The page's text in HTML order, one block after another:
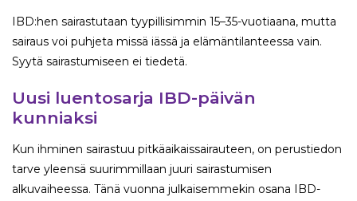
IBD:hen sairastutaan tyypillisimmin 15–35-vuotiaana, mutta
sairaus voi puhjeta missä iässä ja elämäntilanteessa vain.
Syytä sairastumiseen ei tiedetä.
Uusi luentosarja IBD-päivän
kunniaksi
Kun ihminen sairastuu pitkäaikaissairauteen, on perustiedon
tarve yleensä suurimmillaan juuri sairastumisen
alkuvaiheessa. Tänä vuonna julkaisemmekin osana IBD-